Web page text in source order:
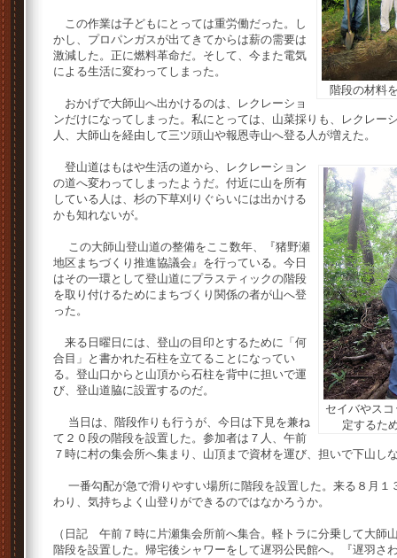
階段の材料
この作業は子どもにとっては重労働だった。し
かし、プロパンガスが出てきてからは薪の需要は
激減した。正に燃料革命だ。そして、今また電気
による生活に変わってしまった。
おかげで大師山へ出かけるのは、レクレーショ
ンだけになってしまった。私にとっては、山菜採りも、レクレー
人、大師山を経由して三ツ頭山や報恩寺山へ登る人が増えた。
セイバやス
定するた
登山道はもはや生活の道から、レクレーション
の道へ変わってしまったようだ。付近に山を所有
している人は、杉の下草刈りぐらいには出かける
かも知れないが。
この大師山登山道の整備をここ数年、『猪野瀬
地区まちづくり推進協議会』を行っている。今日
はその一環として登山道にプラスティックの階段
を取り付けるためにまちづくり関係の者が山へ登
った。
来る日曜日には、登山の目印とするために「何
合目」と書かれた石柱を立てることになってい
る。登山口からと山頂から石柱を背中に担いで運
び、登山道脇に設置するのだ。
当日は、階段作りも行うが、今日は下見を兼ね
て２０段の階段を設置した。参加者は７人、午前
７時に村の集会所へ集まり、山頂まで資材を運び、担いで下山し
一番勾配が急で滑りやすい場所に階段を設置した。来る８月１
わり、気持ちよく山登りができるのではなかろうか。
（日記 午前７時に片瀬集会所前へ集合。軽トラに分乗して大師
階段を設置した。帰宅後シャワーをして遅羽公民館へ。『遅羽さ